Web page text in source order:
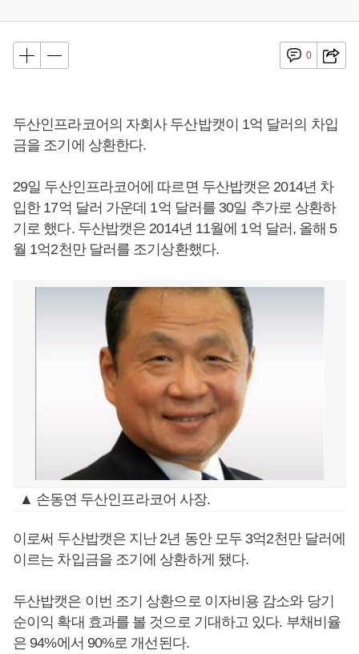
0
두산인프라코어의 자회사 두산밥캣이 1억 달러의 차입
금을 조기에 상환한다.
29일 두산인프라코어에 따르면 두산밥캣은 2014년 차
입한 17억 달러 가운데 1억 달러를 30일 추가로 상환하
기로 했다. 두산밥캣은 2014년 11월에 1억 달러, 올해 5
월 1억2천만 달러를 조기상환했다.
▲ 손동연 두산인프라코어 사장.
이로써 두산밥캣은 지난 2년 동안 모두 3억2천만 달러에
이르는 차입금을 조기에 상환하게 됐다.
두산밥캣은 이번 조기 상환으로 이자비용 감소와 당기
순이익 확대 효과를 볼 것으로 기대하고 있다. 부채비율
은 94%에서 90%로 개선된다.